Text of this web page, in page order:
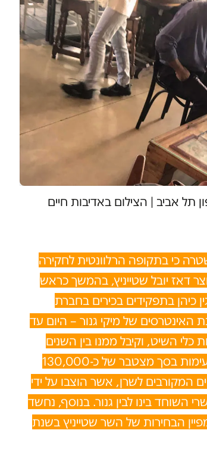
תל אביב | הצילום באדיבות חיים
כי בתקופה הרלוונטית לחקירה
יובל שטייניץ, בהמשך כראש
כיהן בתפקידים בכירים בחברת
של מיקי גנור – היום עד
השיט, וקיבל ממנו בין השנים
2013 ל-2016 סכומי כסף במספר פעימות בסך מצטבר של כ-130,000
המקורבים לשרן, אשר הוצבו על ידי
בינו לבין גנור. בנוסף, נחשד
הבחירות של השר שטייניץ בשנת